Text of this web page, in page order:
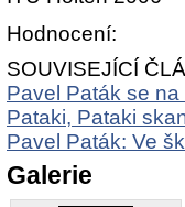
Hodnocení:
SOUVISEJÍCÍ
Pavel Paták se
Pataki, Pataki
Pavel Paták: Ve
Galerie